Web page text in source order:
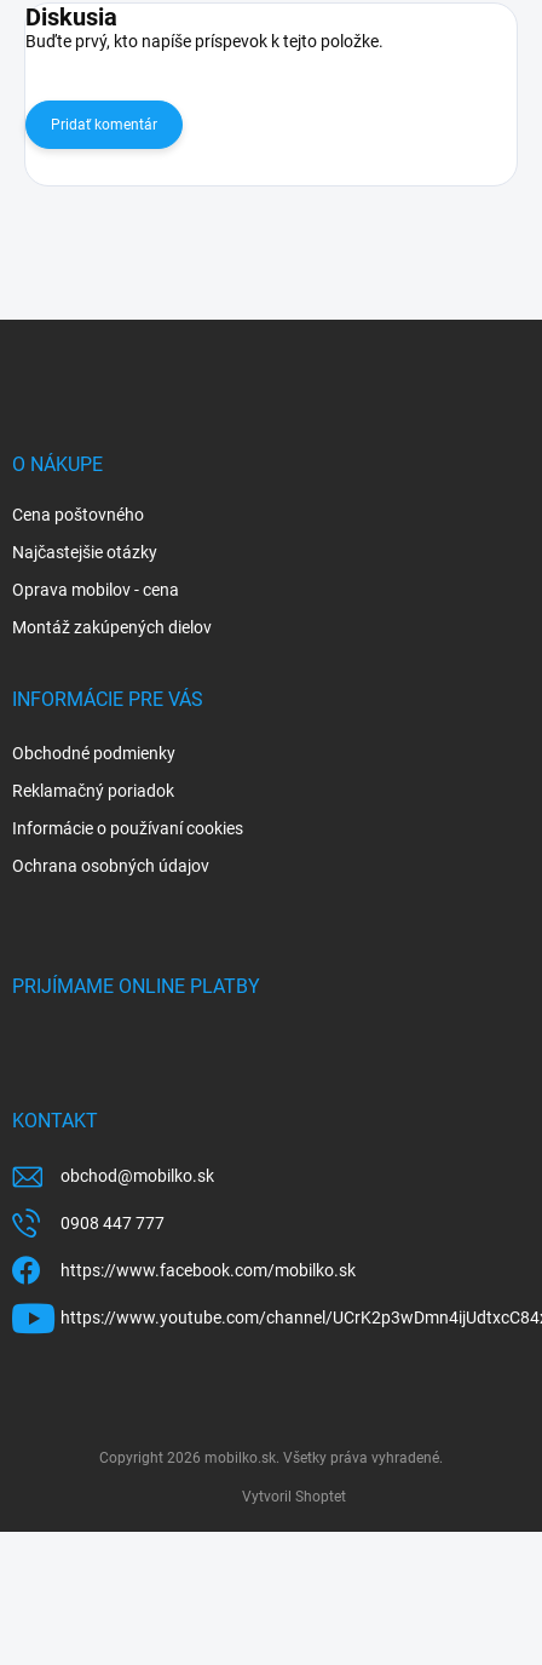
Diskusia
Buďte prvý, kto napíše príspevok k tejto položke.
Pridať komentár
O NÁKUPE
Cena poštovného
Najčastejšie otázky
Oprava mobilov - cena
Montáž zakúpených dielov
INFORMÁCIE PRE VÁS
Obchodné podmienky
Reklamačný poriadok
Informácie o používaní cookies
Ochrana osobných údajov
PRIJÍMAME ONLINE PLATBY
KONTAKT
obchod@mobilko.sk
0908 447 777
https://www.facebook.com/mobilko.sk
https://www.youtube.com/channel/
Vytvoril Shoptet
Copyright 2026 mobilko.sk. Všetky práva vyhradené.